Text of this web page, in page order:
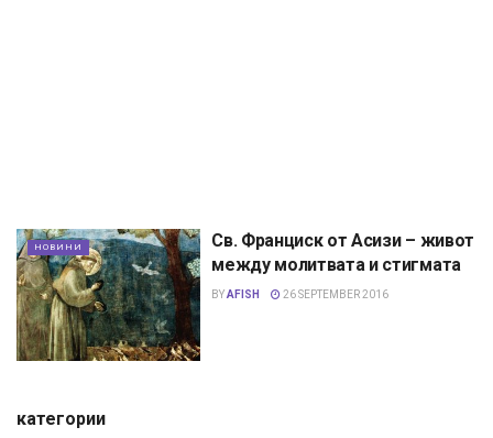
НОВИНИ
Св. Франциск от Асизи – живот
между молитвата и стигмата
BYAFISH 26 SEPTEMBER 2016
категории